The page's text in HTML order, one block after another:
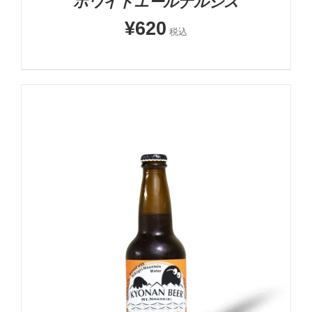
¥620 税込
お買い物カゴに追加
詳細